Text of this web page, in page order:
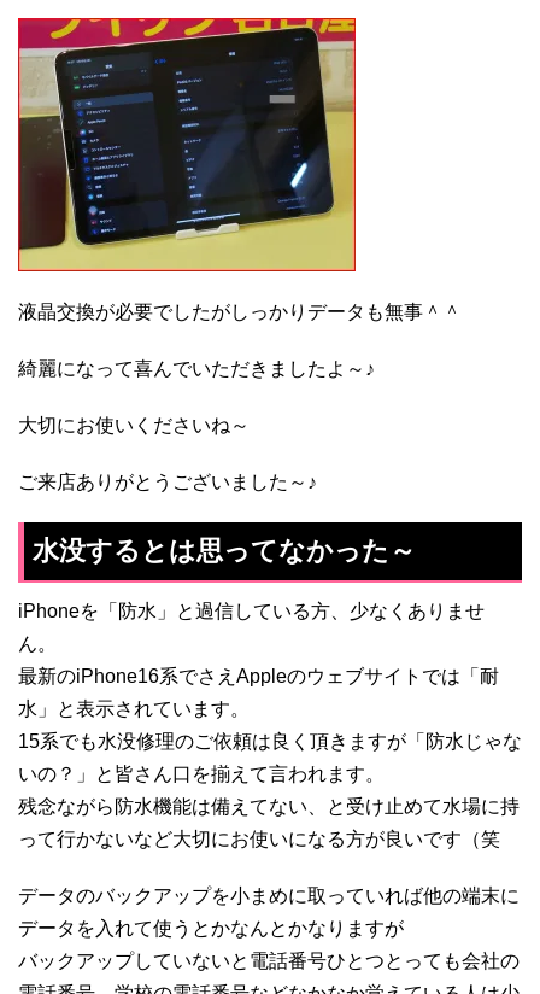
液晶交換が必要でしたがしっかりデータも無事＾＾
綺麗になって喜んでいただきましたよ～♪
大切にお使いくださいね～
ご来店ありがとうございました～♪
水没するとは思ってなかった～
iPhoneを「防水」と過信している方、少なくありませ
ん。
最新のiPhone16系でさえAppleのウェブサイトでは「耐
水」と表示されています。
15系でも水没修理のご依頼は良く頂きますが「防水じゃな
いの？」と皆さん口を揃えて言われます。
残念ながら防水機能は備えてない、と受け止めて水場に持
って行かないなど大切にお使いになる方が良いです（笑
データのバックアップを小まめに取っていれば他の端末に
データを入れて使うとかなんとかなりますが
バックアップしていないと電話番号ひとつとっても会社の